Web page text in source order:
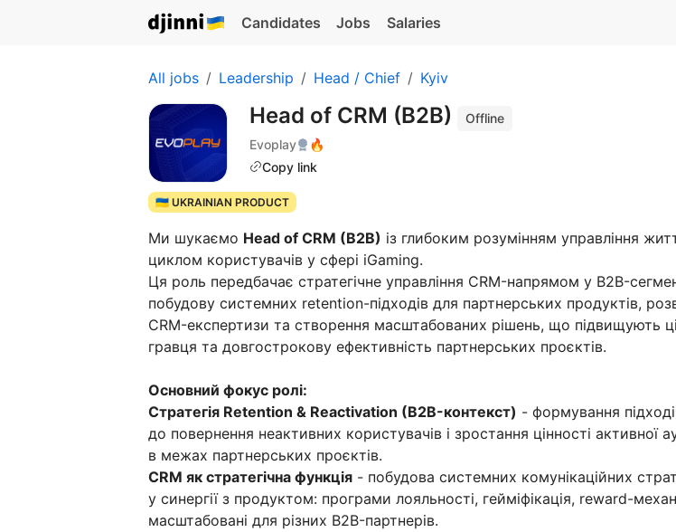
Candidates Jobs Salaries
All jobs Leadership Head / Chief Kyiv
Head of CRM (B2B)
Offline
Evoplay
🔥
Copy link
🇺🇦 UKRAINIAN PRODUCT
Ми шукаємо Head of CRM (B2B) із глибоким розумінням управління
циклом користувачів у сфері iGaming.
Ця роль передбачає стратегічне управління CRM-напрямом у B2B-
побудову системних retention-підходів для партнерських продуктів,
CRM-експертизи та створення масштабованих рішень, що підвищують
гравця та довгострокову ефективність партнерських проєктів.
Основний фокус ролі:
Стратегія Retention & Reactivation (B2B-контекст) - формування
до повернення неактивних користувачів і зростання цінності активної
в межах партнерських проєктів.
CRM як стратегічна функція - побудова системних комунікаційних
у синергії з продуктом: програми лояльності, гейміфікація, reward-
масштабовані для різних B2B-партнерів.